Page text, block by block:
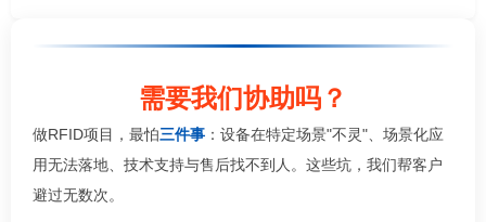
需要我们协助吗？
做RFID项目，最怕三件事 ：设备在特定场景"不灵"、场景化应
用无法落地、技术支持与售后找不到人。这些坑，我们帮客户
避过无数次。